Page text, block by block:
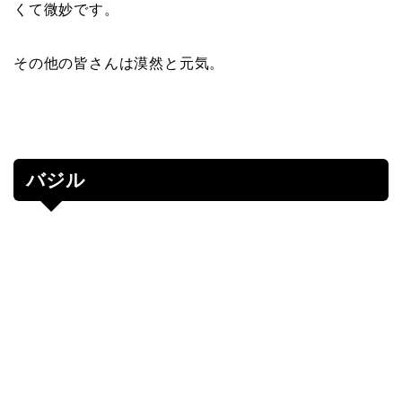
くて微妙です。
その他の皆さんは漠然と元気。
バジル